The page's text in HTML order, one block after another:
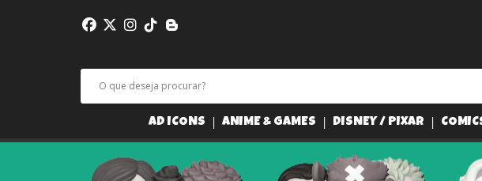
AD ICONS ANIME & GAMES DISNEY / PIXAR